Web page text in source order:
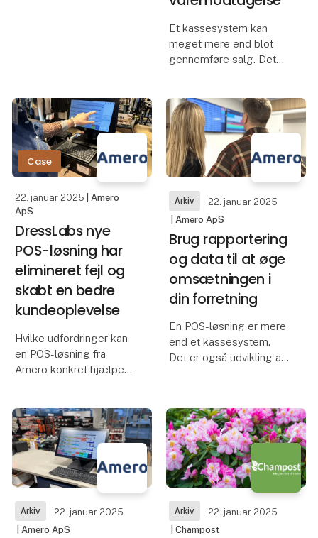
the caramma
Et kassesystem kan
meget mere end blot
gennemføre salg. Det
du får en løsning, der
samler alle dele af din
forretning. Lad dig
inspirere af løsningen til
Case
22. januar 2025
| Amero
ApS
DressLabs nye
POS-løsning har
elimineret fejl og
skabt en bedre
kundeoplevelse
Hvilke udfordringer kan
en POS-løsning fra
Amero konkret hjælpe
vores case med
DressLab, som fortæller
om, hvordan Amero har
skabt en bedre
kundeopleve
Arkiv
22. januar 2025
| Amero ApS
Brug rapportering
og data til at øge
omsætningen i
din forretning
En POS-løsning er mere
end et kassesystem.
Det er også udvikling af
giver dig en række gode
tips til, hvordan netop
rapporter og data kan hj
Arkiv
22. januar 2025
| Amero ApS
Arkiv
22. januar 2025
| Champost